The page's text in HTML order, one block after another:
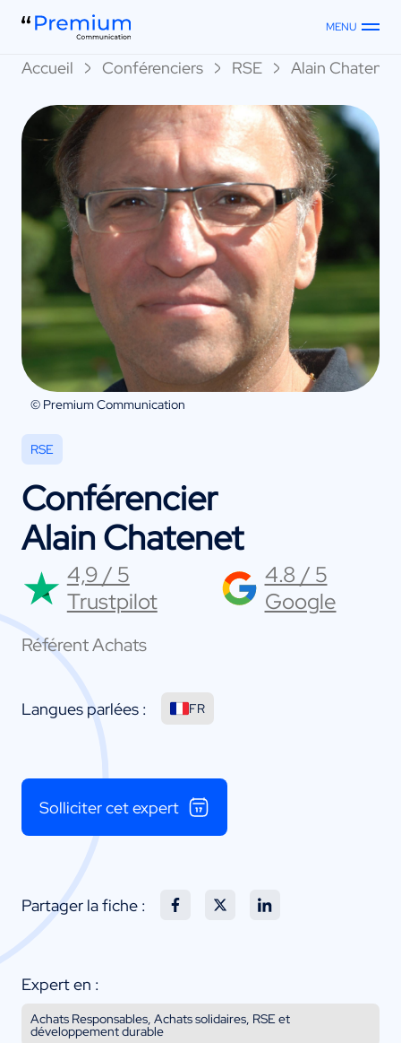
MENU
Accueil Conférenciers RSE Alain Chatenet
© Premium Communication
RSE
Conférencier
Alain Chatenet
4,9 / 5
Trustpilot
4.8 / 5
Google
Référent Achats
Langues parlées : FR
Solliciter cet expert
Partager la fiche :
Expert en :
Achats Responsables, Achats solidaires, RSE et
développement durable